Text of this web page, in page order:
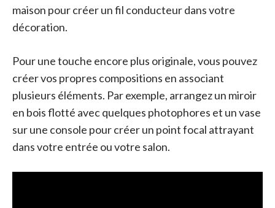
maison pour créer un fil conducteur dans votre
décoration.
Pour une touche encore plus originale, vous pouvez
créer vos propres compositions en associant
plusieurs éléments. Par exemple, arrangez un miroir
en bois flotté avec quelques photophores et un vase
sur une console pour créer un point focal attrayant
dans votre entrée ou votre salon.